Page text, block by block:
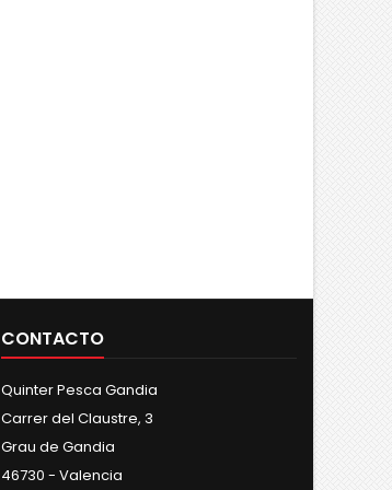
CONTACTO
Quinter Pesca Gandia
Carrer del Claustre, 3
Grau de Gandia
46730 - Valencia